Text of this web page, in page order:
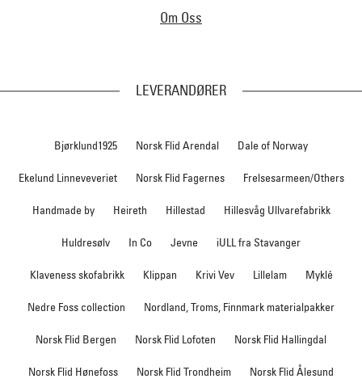
Om Oss
LEVERANDØRER
Bjørklund1925 Norsk Flid Arendal Dale of Norway
Ekelund Linneveveriet Norsk Flid Fagernes Frelsesarmeen/Others
Handmade by Heireth Hillestad Hillesvåg Ullvarefabrikk
Huldresølv In Co Jevne iULL fra Stavanger
Klaveness skofabrikk Klippan Krivi Vev Lillelam Myklé
Nedre Foss collection Nordland, Troms, Finnmark materialpakker
Norsk Flid Bergen Norsk Flid Lofoten Norsk Flid Hallingdal
Norsk Flid Hønefoss Norsk Flid Trondheim Norsk Flid Ålesund